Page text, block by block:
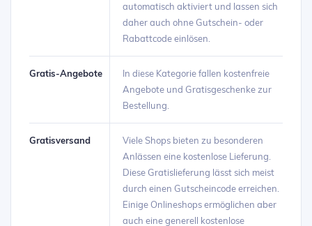
automatisch aktiviert und lassen sich
daher auch ohne Gutschein- oder
Rabattcode einlösen.
Gratis-Angebote
In diese Kategorie fallen kostenfreie
Angebote und Gratisgeschenke zur
Bestellung.
Gratisversand
Viele Shops bieten zu besonderen
Anlässen eine kostenlose Lieferung.
Diese Gratislieferung lässt sich meist
durch einen Gutscheincode erreichen.
Einige Onlineshops ermöglichen aber
auch eine generell kostenlose